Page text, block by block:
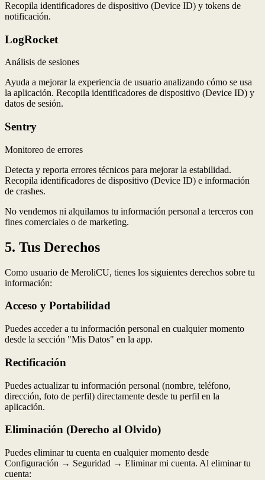
Recopila identificadores de dispositivo (Device ID) y tokens de
notificación.
LogRocket
Análisis de sesiones
Ayuda a mejorar la experiencia de usuario analizando cómo se usa
la aplicación. Recopila identificadores de dispositivo (Device ID) y
datos de sesión.
Sentry
Monitoreo de errores
Detecta y reporta errores técnicos para mejorar la estabilidad.
Recopila identificadores de dispositivo (Device ID) e información
de crashes.
No vendemos ni alquilamos tu información personal a terceros con
fines comerciales o de marketing.
5. Tus Derechos
Como usuario de MeroliCU, tienes los siguientes derechos sobre tu
información:
Acceso y Portabilidad
Puedes acceder a tu información personal en cualquier momento
desde la sección "Mis Datos" en la app.
Rectificación
Puedes actualizar tu información personal (nombre, teléfono,
dirección, foto de perfil) directamente desde tu perfil en la
aplicación.
Eliminación (Derecho al Olvido)
Puedes eliminar tu cuenta en cualquier momento desde
Configuración → Seguridad → Eliminar mi cuenta. Al eliminar tu
cuenta: